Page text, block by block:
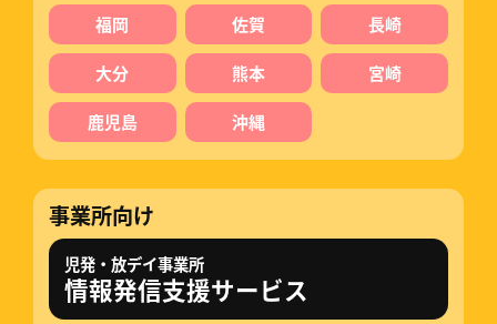
福岡
佐賀 長崎
大分 熊本 宮崎
鹿児島 沖縄
事業所向け
児発・放デイ事業所
情報発信支援サービス